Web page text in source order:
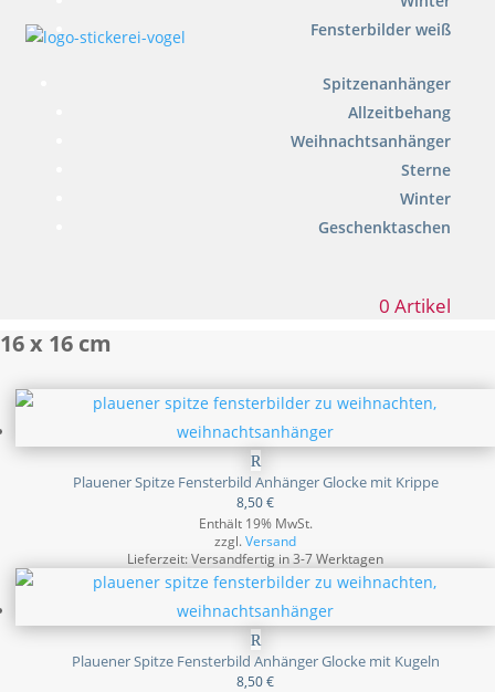
Fensterbilder weiß
Spitzenanhänger
Allzeitbehang
Weihnachtsanhänger
Sterne
Winter
Geschenktaschen
0 Artikel
16 x 16 cm
Plauener Spitze Fensterbild Anhänger Glocke mit Krippe
8,50€
Enthält 19% MwSt.
zzgl.Versand
Lieferzeit: Versandfertig in 3-7 Werktagen
Plauener Spitze Fensterbild Anhänger Glocke mit Kugeln
8,50€